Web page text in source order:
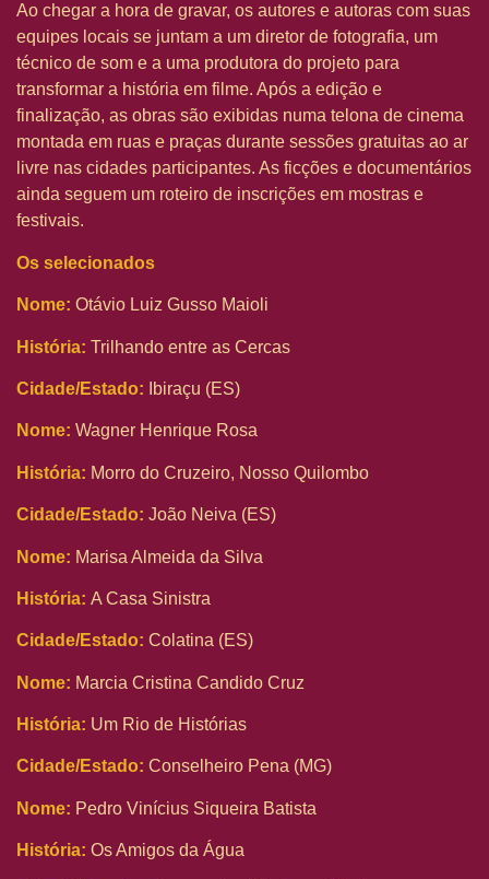
Ao chegar a hora de gravar, os autores e autoras com suas
equipes locais se juntam a um diretor de fotografia, um
técnico de som e a uma produtora do projeto para
transformar a história em filme. Após a edição e
finalização, as obras são exibidas numa telona de cinema
montada em ruas e praças durante sessões gratuitas ao ar
livre nas cidades participantes. As ficções e documentários
ainda seguem um roteiro de inscrições em mostras e
festivais.
Os selecionados
Nome: Otávio Luiz Gusso Maioli
História: Trilhando entre as Cercas
Cidade/Estado: Ibiraçu (ES)
Nome: Wagner Henrique Rosa
História: Morro do Cruzeiro, Nosso Quilombo
Cidade/Estado: João Neiva (ES)
Nome: Marisa Almeida da Silva
História: A Casa Sinistra
Cidade/Estado: Colatina (ES)
Nome: Marcia Cristina Candido Cruz
História: Um Rio de Histórias
Cidade/Estado: Conselheiro Pena (MG)
Nome: Pedro Vinícius Siqueira Batista
História: Os Amigos da Água